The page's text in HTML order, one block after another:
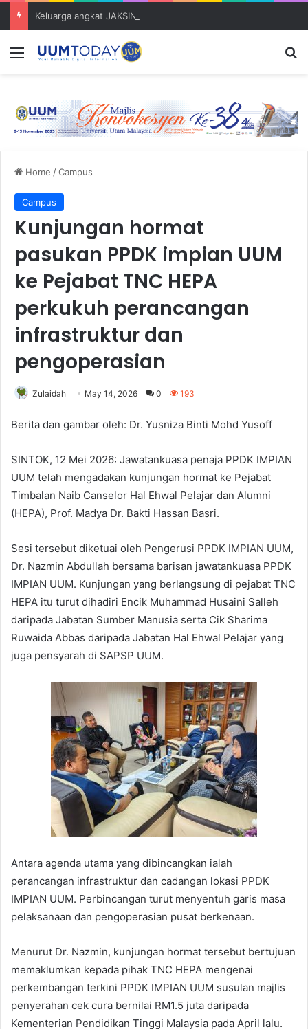
Menu
Home /Campus
Campus
Kunjungan hormat
pasukan PPDK impian UUM
ke Pejabat TNC HEPA
perkukuh perancangan
infrastruktur dan
pengoperasian
Zulaidah May 14, 2026 0 193
Berita dan gambar oleh: Dr. Yusniza Binti Mohd Yusoff
SINTOK, 12 Mei 2026: Jawatankuasa penaja PPDK IMPIAN
UUM telah mengadakan kunjungan hormat ke Pejabat
Timbalan Naib Canselor Hal Ehwal Pelajar dan Alumni
(HEPA), Prof. Madya Dr. Bakti Hassan Basri.
Sesi tersebut diketuai oleh Pengerusi PPDK IMPIAN UUM,
Dr. Nazmin Abdullah bersama barisan jawatankuasa PPDK
IMPIAN UUM. Kunjungan yang berlangsung di pejabat TNC
HEPA itu turut dihadiri Encik Muhammad Husaini Salleh
daripada Jabatan Sumber Manusia serta Cik Sharima
Ruwaida Abbas daripada Jabatan Hal Ehwal Pelajar yang
juga pensyarah di SAPSP UUM.
Antara agenda utama yang dibincangkan ialah
perancangan infrastruktur dan cadangan lokasi PPDK
IMPIAN UUM. Perbincangan turut menyentuh garis masa
pelaksanaan dan pengoperasian pusat berkenaan.
Menurut Dr. Nazmin, kunjungan hormat tersebut bertujuan
memaklumkan kepada pihak TNC HEPA mengenai
perkembangan terkini PPDK IMPIAN UUM susulan majlis
penyerahan cek cura bernilai RM1.5 juta daripada
Kementerian Pendidikan Tinggi Malaysia pada April lalu.